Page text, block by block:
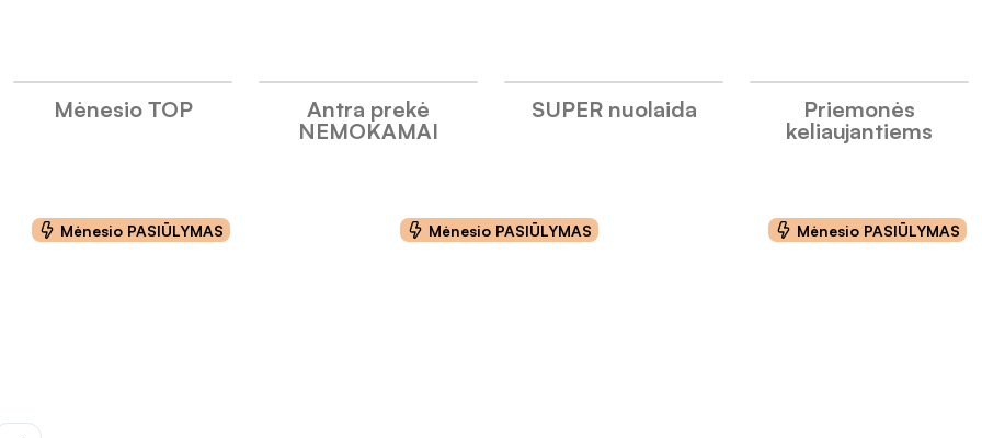
Mėnesio TOP
Antra prekė
NEMOKAMAI
SUPER nuolaida
Priemonės
keliaujantiems
Mėnesio PASIŪLYMAS Mėnesio PASIŪLYMAS Mėnesio PASIŪLYMAS